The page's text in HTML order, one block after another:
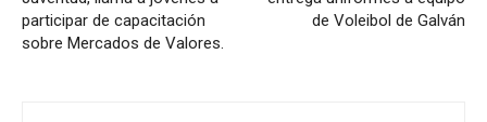
participar de capacitación
sobre Mercados de Valores.
de Voleibol de Galván